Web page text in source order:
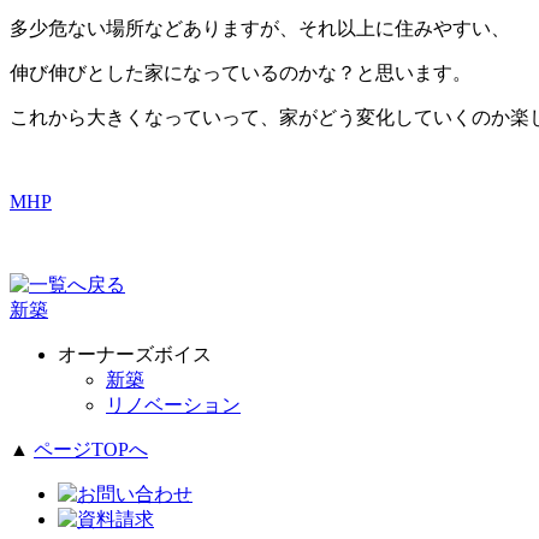
多少危ない場所などありますが、それ以上に住みやすい、
伸び伸びとした家になっているのかな？と思います。
これから大きくなっていって、家がどう変化していくのか楽
MHP
新築
オーナーズボイス
新築
リノベーション
▲ ページTOPへ